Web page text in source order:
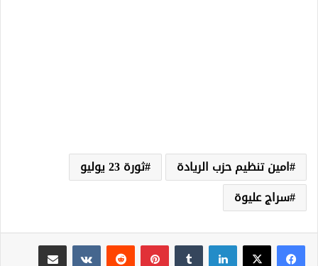
امين تنظيم حزب الريادة
ثورة 23 يوليو
سراج عليوة
لينكدإن بينتيريست